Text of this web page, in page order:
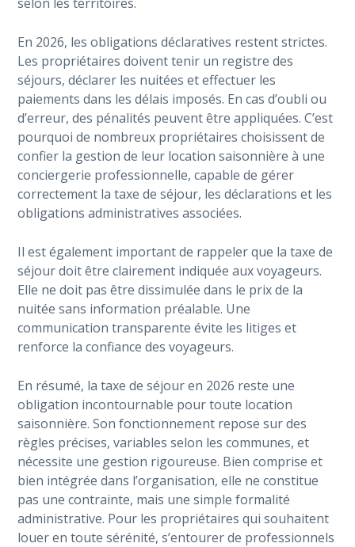
En 2026, les obligations déclaratives restent strictes.
Les propriétaires doivent tenir un registre des
séjours, déclarer les nuitées et effectuer les
paiements dans les délais imposés. En cas d’oubli ou
d’erreur, des pénalités peuvent être appliquées. C’est
pourquoi de nombreux propriétaires choisissent de
confier la gestion de leur location saisonnière à une
conciergerie professionnelle, capable de gérer
correctement la taxe de séjour, les déclarations et les
obligations administratives associées.
Il est également important de rappeler que la taxe de
séjour doit être clairement indiquée aux voyageurs.
Elle ne doit pas être dissimulée dans le prix de la
nuitée sans information préalable. Une
communication transparente évite les litiges et
renforce la confiance des voyageurs.
En résumé, la taxe de séjour en 2026 reste une
obligation incontournable pour toute location
saisonnière. Son fonctionnement repose sur des
règles précises, variables selon les communes, et
nécessite une gestion rigoureuse. Bien comprise et
bien intégrée dans l’organisation, elle ne constitue
pas une contrainte, mais une simple formalité
administrative. Pour les propriétaires qui souhaitent
louer en toute sérénité, s’entourer de professionnels